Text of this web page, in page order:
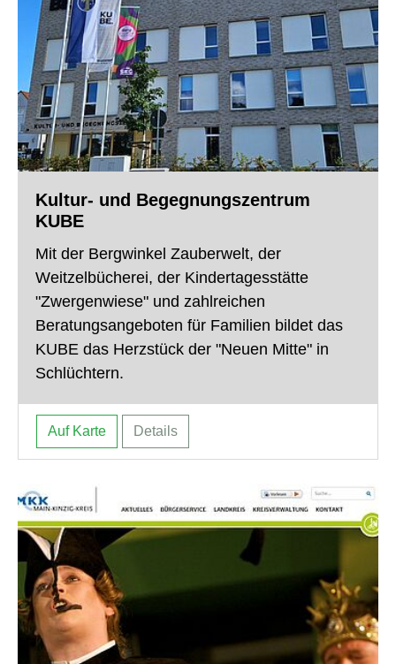
Kultur- und Begegnungszentrum
KUBE
Mit der Bergwinkel Zauberwelt, der
Weitzelbücherei, der Kindertagesstätte
"Zwergenwiese" und zahlreichen
Beratungsangeboten für Familien bildet das
KUBE das Herzstück der "Neuen Mitte" in
Schlüchtern.
Auf Karte Details